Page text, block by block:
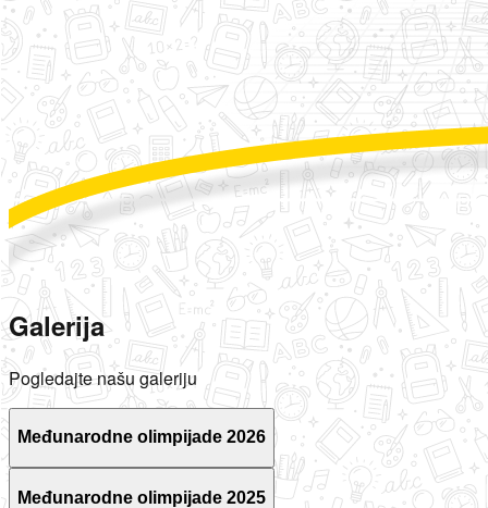
Galerija
Pogledajte našu galeriju
Međunarodne olimpijade 2026
Međunarodne olimpijade 2025